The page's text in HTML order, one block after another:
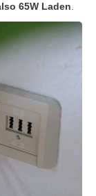
65W Laden